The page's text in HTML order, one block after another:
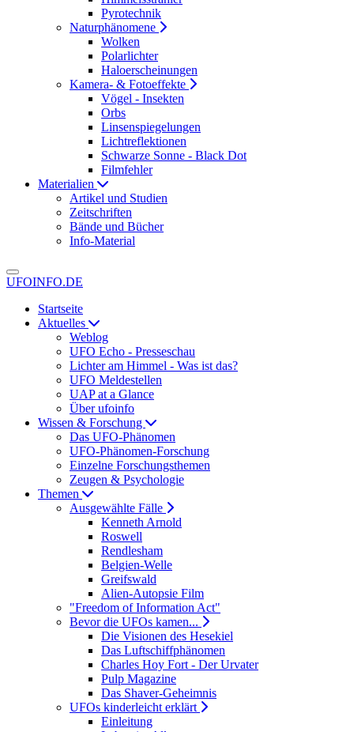
Pyrotechnik
Naturphänomene
Wolken
Polarlichter
Haloerscheinungen
Kamera- & Fotoeffekte
Vögel - Insekten
Orbs
Linsenspiegelungen
Lichtreflektionen
Schwarze Sonne - Black Dot
Filmfehler
Materialien
Artikel und Studien
Zeitschriften
Bände und Bücher
Info-Material
UFOINFO.DE
Startseite
Aktuelles
Weblog
UFO Echo - Presseschau
Lichter am Himmel - Was ist das?
UFO Meldestellen
UAP at a Glance
Über ufoinfo
Wissen & Forschung
Das UFO-Phänomen
UFO-Phänomen-Forschung
Einzelne Forschungsthemen
Zeugen & Psychologie
Themen
Ausgewählte Fälle
Kenneth Arnold
Roswell
Rendlesham
Belgien-Welle
Greifswald
Alien-Autopsie Film
"Freedom of Information Act"
Bevor die UFOs kamen...
Die Visionen des Hesekiel
Das Luftschiffphänomen
Charles Hoy Fort - Der Urvater
Pulp Magazine
Das Shaver-Geheimnis
UFOs kinderleicht erklärt
Einleitung